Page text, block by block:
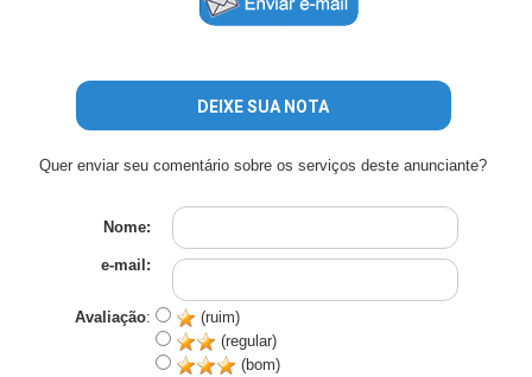
DEIXE SUA NOTA
Quer enviar seu comentário sobre os serviços deste anunciante?
Nome:
e-mail:
Avaliação:
(ruim)
(regular)
(bom)